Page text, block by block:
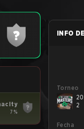
7%
INFO
Torneo
2
Fecha